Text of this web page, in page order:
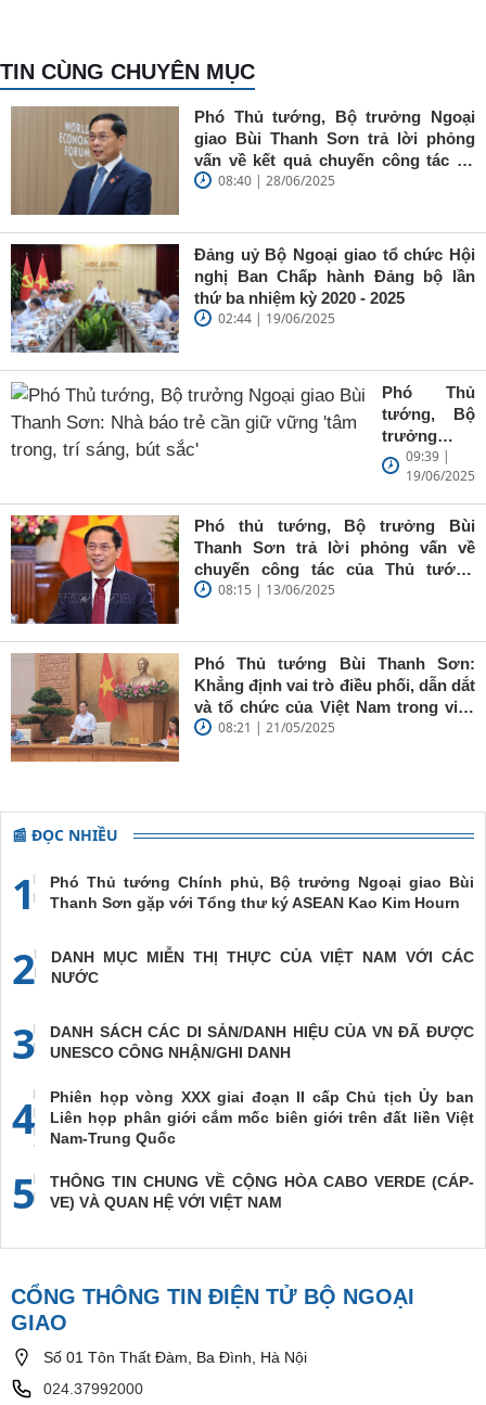
TIN CÙNG CHUYÊN MỤC
Phó Thủ tướng, Bộ trưởng Ngoại
giao Bùi Thanh Sơn trả lời phỏng
vấn về kết quả chuyến công tác tại
Trung Quốc của Thủ tướng Chính
08:40 | 28/06/2025
Đảng uỷ Bộ Ngoại giao tổ chức Hội
nghị Ban Chấp hành Đảng bộ lần
thứ ba nhiệm kỳ 2020 - 2025
02:44 | 19/06/2025
Phó Thủ
tướng, Bộ
trưởng
Ngoại giao
Bùi Thanh
Sơn: Nhà
báo trẻ cần
giữ vững
'tâm trong,
09:39 |
19/06/2025
Phó thủ tướng, Bộ trưởng Bùi
Thanh Sơn trả lời phỏng vấn về
chuyến công tác của Thủ tướng
Chính phủ đến Estonia, Pháp và
08:15 | 13/06/2025
Phó Thủ tướng Bùi Thanh Sơn:
Khẳng định vai trò điều phối, dẫn dắt
và tổ chức của Việt Nam trong việc
đề cao chủ nghĩa đa phương, đoàn
08:21 | 21/05/2025
📰 ĐỌC NHIỀU
1
Phó Thủ tướng Chính phủ, Bộ trưởng Ngoại giao Bùi
Thanh Sơn gặp với Tổng thư ký ASEAN Kao Kim Hourn
2
DANH MỤC MIỄN THỊ THỰC CỦA VIỆT NAM VỚI CÁC
NƯỚC
3
DANH SÁCH CÁC DI SẢN/DANH HIỆU CỦA VN ĐÃ ĐƯỢC
UNESCO CÔNG NHẬN/GHI DANH
4
Phiên họp vòng XXX giai đoạn II cấp Chủ tịch Ủy ban
Liên họp phân giới cắm mốc biên giới trên đất liền Việt
Nam-Trung Quốc
5
THÔNG TIN CHUNG VỀ CỘNG HÒA CABO VERDE (CÁP-
VE) VÀ QUAN HỆ VỚI VIỆT NAM
CỔNG THÔNG TIN ĐIỆN TỬ BỘ NGOẠI
GIAO
Số 01 Tôn Thất Đàm, Ba Đình, Hà Nội
024.37992000